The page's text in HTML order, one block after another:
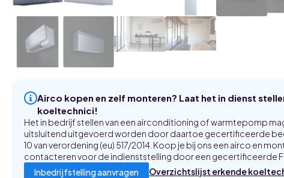
Airco kopen en zelf monteren? Laat het in dienst
koeltechnici!
Het in bedrijf stellen van een airconditioning of warmtepomp
uitsluitend uitgevoerd worden door daartoe gecertificeerde
10 van verordening (eu) 517/2014. Koop je bij ons een airco en
contacteren voor de indienststelling door een gecertificeerde F-
Inbedrijfstelling aanvragen
Overzichtslijst erkende